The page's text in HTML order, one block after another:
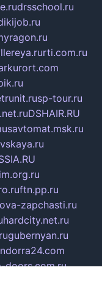
drsschool.ru
rti.com.ru
sp-tour.ru
DSHAIR.RU
ftn.pp.ru
zapchasti.ru
hardcity.net.ru
gubernyan.ru
doors.com.ru